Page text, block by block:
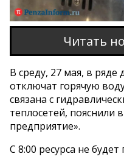
Читать
В среду, 27 мая, в
отключат горячую
связана с
теплосетей,
предприятие».
С 8:00 ресурса не